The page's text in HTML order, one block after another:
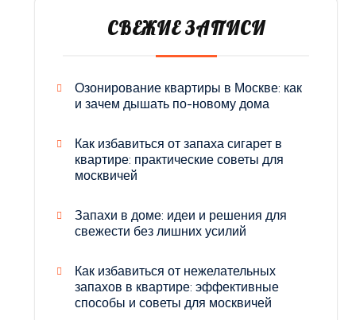
СВЕЖИЕ ЗАПИСИ
Озонирование квартиры в Москве: как
и зачем дышать по-новому дома
Как избавиться от запаха сигарет в
квартире: практические советы для
москвичей
Запахи в доме: идеи и решения для
свежести без лишних усилий
Как избавиться от нежелательных
запахов в квартире: эффективные
способы и советы для москвичей